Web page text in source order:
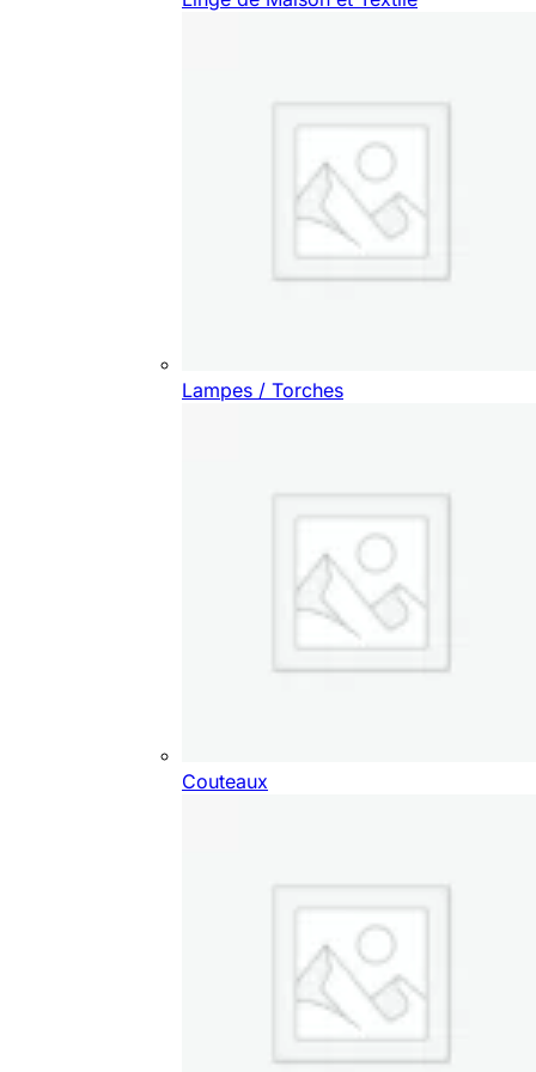
Lampes / Torches
Couteaux